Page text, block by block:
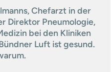
Chefarzt in der
Direktor Pneumologie,
bei den Kliniken
Luft ist gesund.